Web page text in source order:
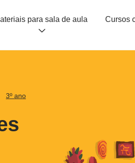
para sala de aula
3º ano